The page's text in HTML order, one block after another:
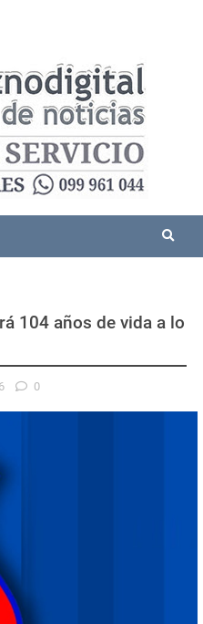
104 años de vida a lo
0